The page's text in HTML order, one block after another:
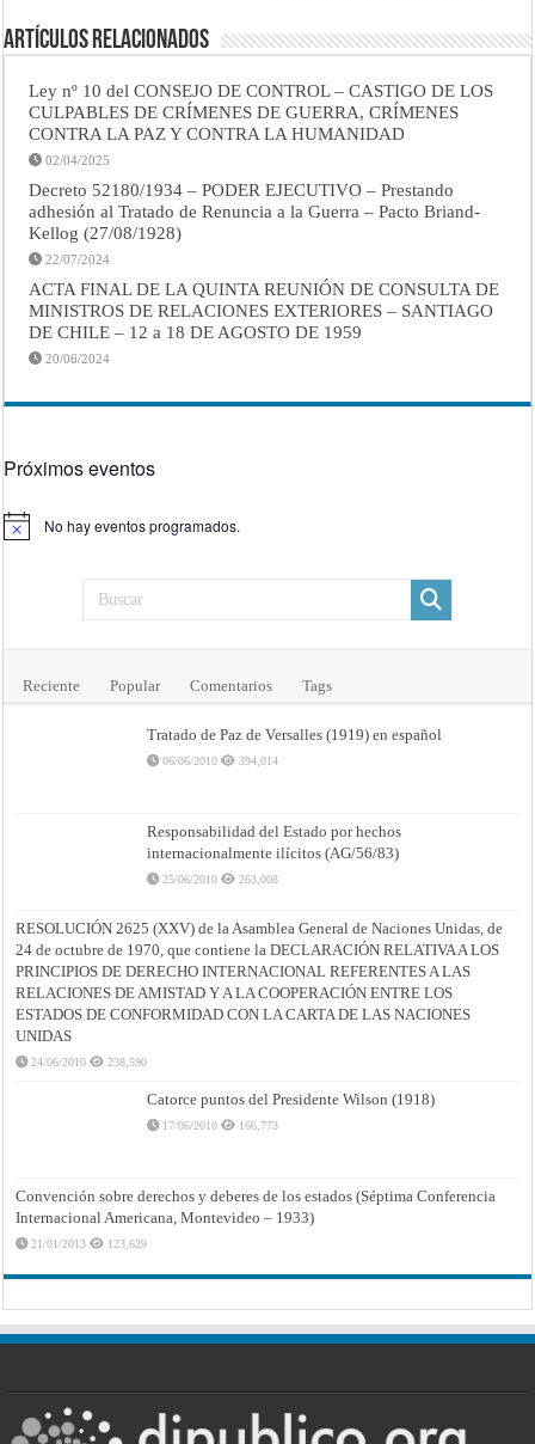
Artículos Relacionados
Ley nº 10 del CONSEJO DE CONTROL – CASTIGO DE LOS
CULPABLES DE CRÍMENES DE GUERRA, CRÍMENES
CONTRA LA PAZ Y CONTRA LA HUMANIDAD
02/04/2025
Decreto 52180/1934 – PODER EJECUTIVO – Prestando
adhesión al Tratado de Renuncia a la Guerra – Pacto Briand-
Kellog (27/08/1928)
22/07/2024
ACTA FINAL DE LA QUINTA REUNIÓN DE CONSULTA DE
MINISTROS DE RELACIONES EXTERIORES – SANTIAGO
DE CHILE – 12 a 18 DE AGOSTO DE 1959
20/06/2024
Próximos eventos
Aviso No hay eventos programados.
Reciente Popular Comentarios Tags
Tratado de Paz de Versalles (1919) en español
06/06/2010 394,014
Responsabilidad del Estado por hechos
internacionalmente ilícitos (AG/56/83)
25/06/2010 263,008
RESOLUCIÓN 2625 (XXV) de la Asamblea General de Naciones Unidas, de
24 de octubre de 1970, que contiene la DECLARACIÓN RELATIVA A LOS
PRINCIPIOS DE DERECHO INTERNACIONAL REFERENTES A LAS
RELACIONES DE AMISTAD Y A LA COOPERACIÓN ENTRE LOS
ESTADOS DE CONFORMIDAD CON LA CARTA DE LAS NACIONES
UNIDAS
24/06/2010 238,590
Catorce puntos del Presidente Wilson (1918)
17/06/2010 166,773
Convención sobre derechos y deberes de los estados (Séptima Conferencia
Internacional Americana, Montevideo – 1933)
21/01/2013 123,629